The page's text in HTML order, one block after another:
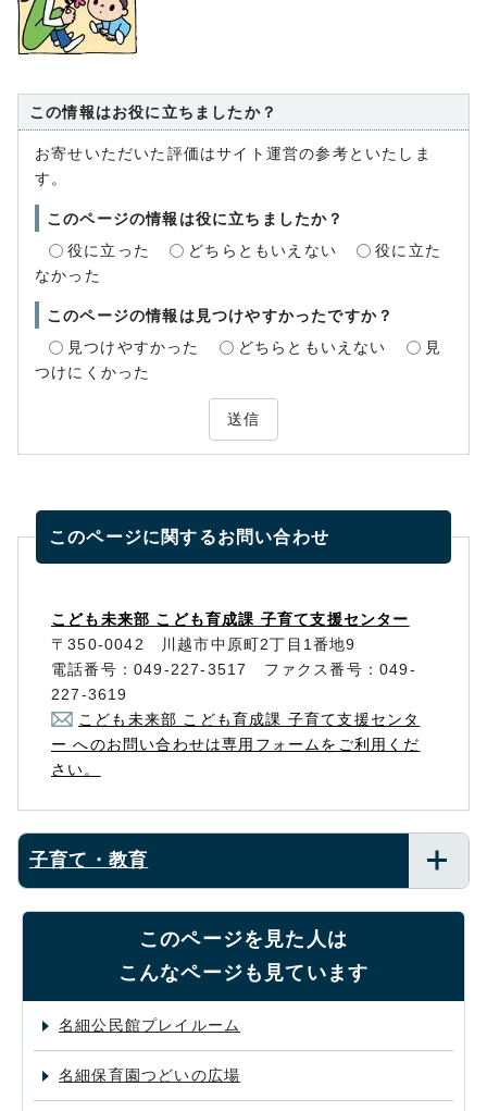
この情報はお役に立ちましたか？
お寄せいただいた評価はサイト運営の参考といたしま
す。
このページの情報は役に立ちましたか？
役に立った
どちらともいえない
役に立た
なかった
このページの情報は見つけやすかったですか？
見つけやすかった
どちらともいえない
見
つけにくかった
送信
このページに関するお問い合わせ
こども未来部 こども育成課 子育て支援センター
〒350-0042 川越市中原町2丁目1番地9
電話番号：049-227-3517 ファクス番号：049-
227-3619
こども未来部 こども育成課 子育て支援センタ
ー へのお問い合わせは専用フォームをご利用くだ
さい。
子育て・教育
このページを見た人は
こんなページも見ています
名細公民館プレイルーム
名細保育園つどいの広場